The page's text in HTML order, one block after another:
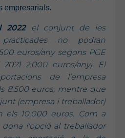
empresarials.
2022el conjunt de les
practicades no podran
euros/any segons PGE
2.000 euros/any). El
de l'empresa
8.500 euros, mentre que
(empresa i treballador)
els 10.000 euros. Com a
dona l'opció al treballador